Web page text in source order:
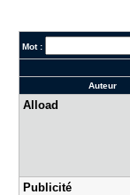
Mot :
Auteur
Alload
Publicité